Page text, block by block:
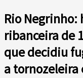
Rio
ribanceira de
que decidiu
a tornozeleira